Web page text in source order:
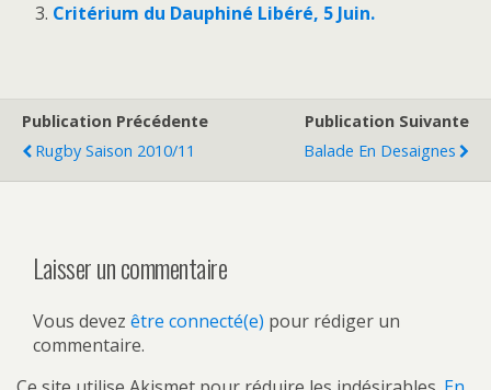
Critérium du Dauphiné Libéré, 5 Juin.
Publication Précédente
Rugby Saison 2010/11
Publication Suivante
Balade En Desaignes
Laisser un commentaire
Vous devez être connecté(e) pour rédiger un
commentaire.